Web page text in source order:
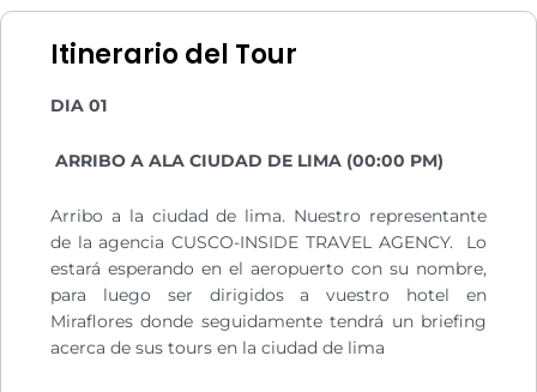
Itinerario del Tour
DIA 01
ARRIBO A ALA CIUDAD DE LIMA (00:00 PM)
Arribo a la ciudad de lima. Nuestro representante
de la agencia CUSCO-INSIDE TRAVEL AGENCY. Lo
estará esperando en el aeropuerto con su nombre,
para luego ser dirigidos a vuestro hotel en
Miraflores donde seguidamente tendrá un briefing
acerca de sus tours en la ciudad de lima